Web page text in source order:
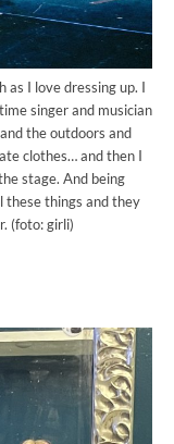
as I love dressing up. I
singer and musician
the outdoors and
clothes… and then I
stage. And being
these things and they
(foto: girli)